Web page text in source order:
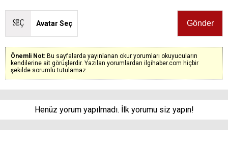
Avatar Seç
Önemli Not: Bu sayfalarda yayınlanan okur yorumları okuyucuların
kendilerine ait görüşlerdir. Yazılan yorumlardan ilgihaber.com hiçbir
şekilde sorumlu tutulamaz.
Henüz yorum yapılmadı. İlk yorumu siz yapın!